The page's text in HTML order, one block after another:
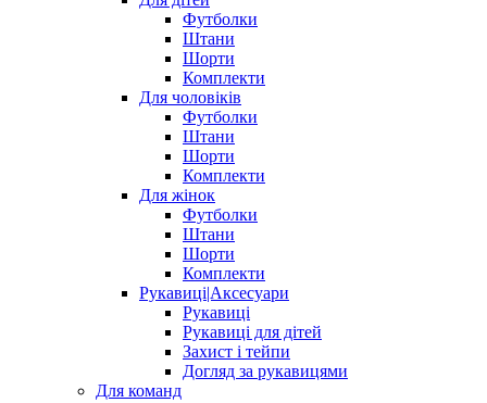
Футболки
Штани
Шорти
Комплекти
Для чоловіків
Футболки
Штани
Шорти
Комплекти
Для жінок
Футболки
Штани
Шорти
Комплекти
Рукавиці|Аксесуари
Рукавиці
Рукавиці для дітей
Захист і тейпи
Догляд за рукавицями
Для команд